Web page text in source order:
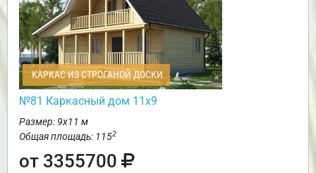
КАРКАС ИЗ СТРОГАНОЙ ДОСКИ
№81 Каркасный дом 11х9
Размер: 9х11 м
Общая площадь: 1152
от 3355700